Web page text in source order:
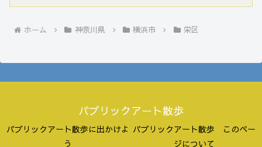
ホーム 神奈川県 横浜市 栄区
パブリックアート散歩
パブリックアート散歩に出かけよ
う
パブリックアート散歩 このペー
ジについて